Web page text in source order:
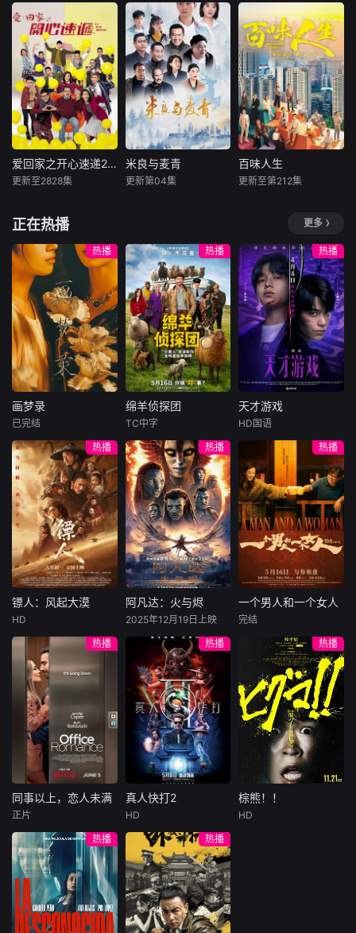
生恋爱感情，过着
与恋爱无缘的生
活。身为社会人尊
敬一良的庆伊，以
电影这一共同爱好
为契机，开始与他
共度工作以外的时
间。庆伊本未意识
到关系会更进一
步，然而某日，借
着酒劲的一良向他
坦白了“自己是同性
也描绘笨拙而温柔
彼此相伴直至白
头。然而，这个梦
想却在某人猝不及
防时迅速破碎…
龙婆和伙伴们意外
卷入一起钻石抢劫
案，成为警方怀疑
的对象。为了证明
自己的清白、挽回
声誉，他们踏上了
一场惊险刺激、动
作不断的冒险之
旅。
每熊克哉
高良健吾
改编自深町秋
生的超人气警察小
说《组织犯罪对策
课八神瑛子》系
列。故事围绕上野
中央署“暴力团对策
课”的女警八神瑛子
展开。为了破案，
她不惜动用武力，
她始终
亚纳瓦特·因塔拉帕恩
摇滚少年Leeith被
迫考入刚招收男生
的前女子名校，悠
闲生活瞬间变成全
校焦点的生存大
战。为应对文化冲
击，他创办了男生
互助社，吸引了毒
舌电竞少年Putter
等一众伙伴。Leeit
对到看见彼此的脆
弱，甚至打破了“绝
不吃窝边草”的原则
坠入爱河。然而，
Putter过去的白月
光秘密曝光，让刚
萌芽的感情陷入巨
大危机。这是一个
关于那些边缘人在
混乱中抱团取暖、
面对情感危机并最
终在青春里发现真
我的成长故事。
爱回家之开心速递2025
處境劇的御用監製
羅鎮岳已經準備開
拍新一套處境劇，
暫定叫《愛．回家
之開心速遞》，
「過往的處境劇都
是以家庭為主，今
次當然不例外啦。
而故事除了家庭，
因為網購現在都好
hit，就會講到一間
百貨公司，入面開
設的網
爱回家之开心速递2025
更新至2828集
米良与麦青
国鹿鸣村和英国牛
津，麦香通过视频
向米良宣告：婚不
结了。鹿鸣村开了
锅，村民大骂麦香
是叛徒。麦香是婚
前体检查出不孕
症，从此走上虐心
旅途。米良火速回
国，麦香有苦说不
出。米良不再相信
情感，空虚
米良与麦青
更新第04集
百味人生
本剧以家族情
仇与时代情怀为主
轴，剧情叙述一场
突如其来的意外，
让「五秀园」的传
奇厨神总舖师万里
师(刘汉强饰)蒙冤
身亡，爱女(王乐妍
饰)坠海失踪，昔日
并肩打拼的四位弟
子:大师兄(窦智孔
饰)二师姐(星卉
百味人生
更新至第212集
正在热播 更多
热播
画梦录
林柏叡
民国的上海滩，身
怀绝技的孤女画师
许雁真，意外与身
陷危局的融汇银行
总账姜心羽产生交
集。姜心羽遭人陷
害，只得与许雁真
结盟，彼时银行欲
将国宝名画低价卖
给外国人，许雁真
仿造名画、偷天换
日。几经波折，两
人联手在各方势力
的夹缝间巧妙周
旋，共历险阻，破
解重重困境。
画梦录
已完结
热播
绵羊侦探团
尼可拉斯·博朗
尼古拉斯·加利齐纳
牧羊人乔治
（休·杰克曼饰）最
爱给羊群读侦探小
说，没想到自己有
一天会离奇死亡。
他留下的3000万
巨额遗产，让每个
人貌似都有犯罪动
机。警察毫无头绪
“不务正业”迈出牧
场，追查牧羊人“躺
平
绵羊侦探团
TC中字
热播
天才游戏
李蔓瑄
穷途末路的天才少
年刘全龙（彭昱畅
饰），被偏执富家
公子陈伦（丁禹兮
饰）选中，被迫踏
入一场为他量身打
造的“换命游戏”。
豪华别墅、名车名
表、神秘女友全部
备齐，在陈伦的精
瞬间拥有顶配人
生。
天才游戏
HD国语
热播
镖人：风起大漠
于适
大漠之上，镖人、
官府、西域五大家
族等多方势力盘根
错节、暗潮涌动。
“天字第二号逃犯”
刀马接下特殊押镖
任务，和同伴一起
从西域护镖远赴长
安。不料，他们的
护送对象竟是“天字
郎……天下熙熙皆
为利来，各方势力
闻风入局，抢镖厮
杀接连上演……
镖人：风起大漠
HD
热播
阿凡达：火与烬
佐伊·索尔达娜
西格妮·韦弗
影片聚焦杰克·萨利
与奈蒂莉一家的命
运起伏，在前作的
情感余波之上，深
刻描绘一个家族在
战火中如何成长、
并共同守护血脉相
连的情感纽带的历
程，从而将故事推
维度。此外，潘多
拉的全新领域也即
将揭晓
阿凡达：火与烬
2025年12月19日上映
热播
一个男人和一个女人
周汉宁
男人（黄渤
饰）和女人（倪妮
饰）飞机同时落
地，入住同一家酒
店，成为一墙之隔
的邻居。不够隔音
的房间暴露了男人
和女人因生活暂停
陷入的困境，健
康、家庭、婚姻、
一个男人和一个女人
完结
热播
同事以上，恋人未满
布雷特·戈德斯坦
贝蒂·吉尔平
洛佩兹饰演的航空
公司 和戈德斯坦饰
演的律师因职业合
作的契机发展出了
同事以上，恋人未满
正片
热播
真人快打2
阿德莱恩·鲁道夫
杰西卡·麦克娜美
过气好莱坞演
员强尼·凯奇（卡尔·
厄本饰）被意外选
中，加入一场决定
真人快打2
HD
热播
棕熊！！
棕熊！！
HD
热播
热播